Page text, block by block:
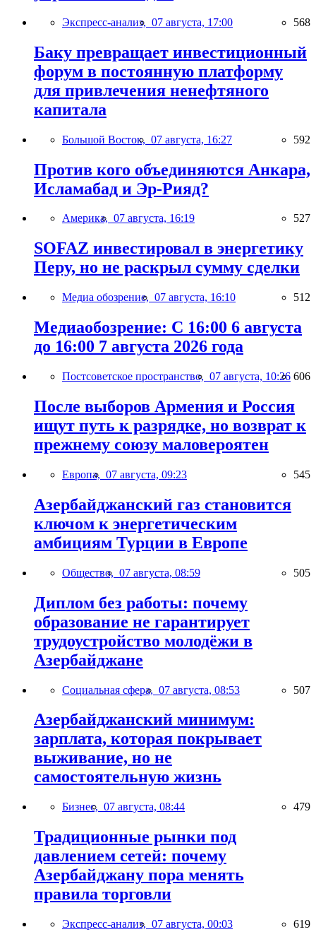
Экспресс-анализ, 07 августа, 17:00 568
Баку превращает инвестиционный
форум в постоянную платформу
для привлечения ненефтяного
капитала
Большой Восток, 07 августа, 16:27 592
Против кого объединяются Анкара,
Исламабад и Эр-Рияд?
Америка, 07 августа, 16:19 527
SOFAZ инвестировал в энергетику
Перу, но не раскрыл сумму сделки
Медиа обозрение, 07 августа, 16:10 512
Медиаобозрение: С 16:00 6 августа
до 16:00 7 августа 2026 года
Постсоветское пространство, 07 августа, 10:26 606
После выборов Армения и Россия
ищут путь к разрядке, но возврат к
прежнему союзу маловероятен
Европа, 07 августа, 09:23 545
Азербайджанский газ становится
ключом к энергетическим
амбициям Турции в Европе
Общество, 07 августа, 08:59 505
Диплом без работы: почему
образование не гарантирует
трудоустройство молодёжи в
Азербайджане
Социальная сфера, 07 августа, 08:53 507
Азербайджанский минимум:
зарплата, которая покрывает
выживание, но не
самостоятельную жизнь
Бизнес, 07 августа, 08:44 479
Традиционные рынки под
давлением сетей: почему
Азербайджану пора менять
правила торговли
Экспресс-анализ, 07 августа, 00:03 619